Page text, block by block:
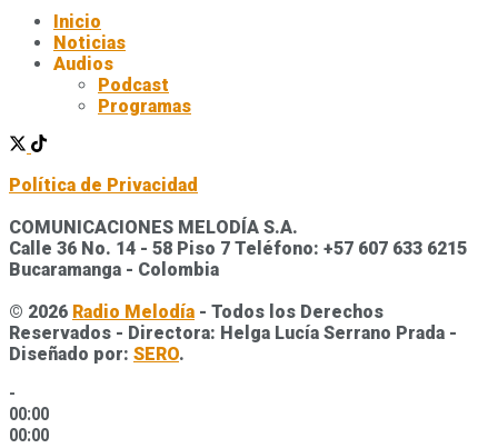
Inicio
Noticias
Audios
Podcast
Programas
Política de Privacidad
COMUNICACIONES MELODÍA S.A.
Calle 36 No. 14 - 58 Piso 7 Teléfono: +57 607 633 6215
Bucaramanga - Colombia
© 2026 Radio Melodía - Todos los Derechos
Reservados - Directora: Helga Lucía Serrano Prada -
Diseñado por: SERO.
-
00:00
00:00